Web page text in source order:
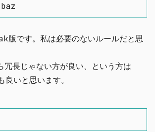
baz
版です。私は必要のないルールだと思
冗長じゃない方が良い、という方は
いと思います。